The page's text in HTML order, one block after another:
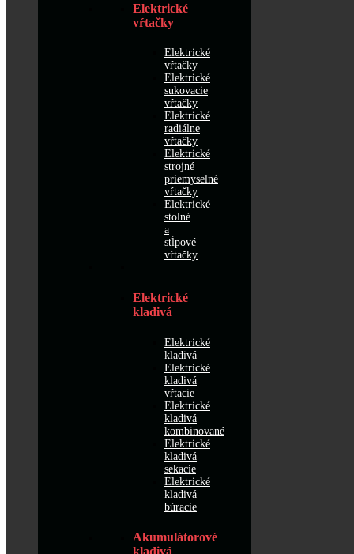
Elektrické
vŕtačky
Elektrické
vŕtačky
Elektrické
sukovacie
vŕtačky
Elektrické
radiálne
vŕtačky
Elektrické
strojné
priemyselné
vŕtačky
Elektrické
stolné
a
stĺpové
vŕtačky
Elektrické
kladivá
Elektrické
kladivá
Elektrické
kladivá
vŕtacie
Elektrické
kladivá
kombinované
Elektrické
kladivá
sekacie
Elektrické
kladivá
búracie
Akumulátorové
kladivá